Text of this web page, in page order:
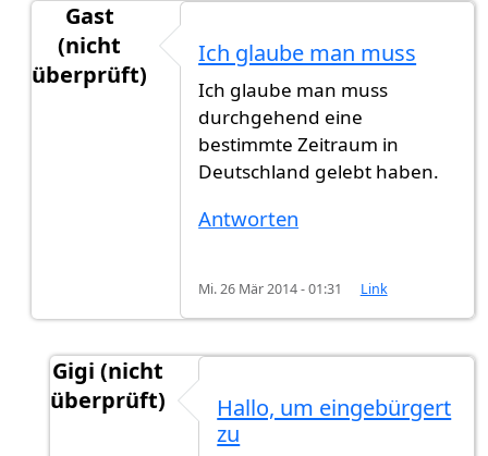
Gast
(nicht
überprüft)
Ich bin verheiratet mitvon
Ich glaube man muss
Ich glaube man muss
durchgehend eine
bestimmte Zeitraum in
Deutschland gelebt haben.
Antworten
Mi. 26 Mär 2014 - 01:31 Link
Gigi (nicht
überprüft)
Ich glaube man mussvonGast
Hallo, um eingebürgert
zu